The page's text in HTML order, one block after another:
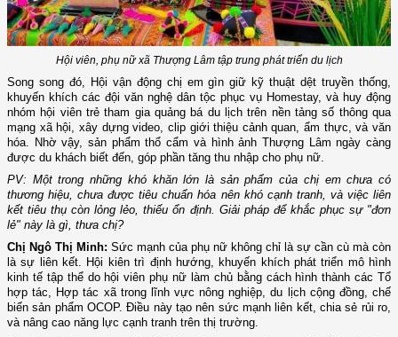
Hội viên, phụ nữ xã Thượng Lâm tập trung phát triển du lịch
Song song đó, Hội vận động chị em gìn giữ kỹ thuật dệt truyền thống,
khuyến khích các đội văn nghệ dân tộc phục vụ Homestay, và huy động
nhóm hội viên trẻ tham gia quảng bá du lịch trên nền tảng số thông qua
mạng xã hội, xây dựng video, clip giới thiệu cảnh quan, ẩm thực, và văn
hóa. Nhờ vậy, sản phẩm thổ cẩm và hình ảnh Thượng Lâm ngày càng
được du khách biết đến, góp phần tăng thu nhập cho phụ nữ.
PV: Một trong những khó khăn lớn là sản phẩm của chị em chưa có
thương hiệu, chưa được tiêu chuẩn hóa nên khó cạnh tranh, và việc liên
kết tiêu thụ còn lỏng lẻo, thiếu ổn định. Giải pháp để khắc phục sự "đơn
lẻ" này là gì, thưa chị?
Chị Ngô Thị Minh: Sức mạnh của phụ nữ không chỉ là sự cần cù mà còn
là sự liên kết. Hội kiên trì định hướng, khuyến khích phát triển mô hình
kinh tế tập thể do hội viên phụ nữ làm chủ bằng cách hình thành các Tổ
hợp tác, Hợp tác xã trong lĩnh vực nông nghiệp, du lịch cộng đồng, chế
biến sản phẩm OCOP. Điều này tạo nên sức mạnh liên kết, chia sẻ rủi ro,
và nâng cao năng lực cạnh tranh trên thị trường.